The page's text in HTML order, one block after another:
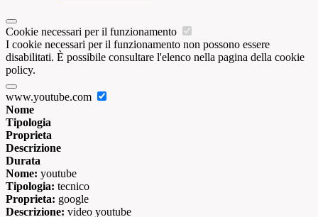
Cookie necessari per il funzionamento
I cookie necessari per il funzionamento non possono essere
disabilitati. È possibile consultare l'elenco nella pagina della cookie
policy.
www.youtube.com
Nome
Tipologia
Proprieta
Descrizione
Durata
Nome: youtube
Tipologia: tecnico
Proprieta: google
Descrizione: video youtube